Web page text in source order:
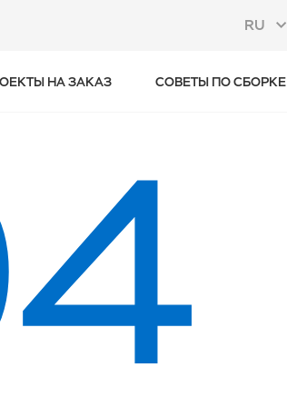
RU
НА ЗАКАЗ СОВЕТЫ ПО СБОРКЕ